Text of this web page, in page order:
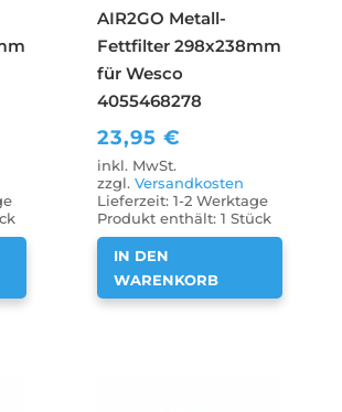
AIR2GO Metall-
Fettfilter 298x238mm
für Wesco
4055468278
23,95 €
inkl. MwSt.
zzgl. Versandkosten
Lieferzeit: 1-2 Werktage
Produkt enthält: 1 Stück
IN DEN
WARENKORB